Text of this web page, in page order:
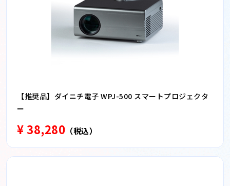
【推奨品】ダイニチ電子 WPJ-500 スマートプロジェクタ
ー
¥ 38,280 （税込）